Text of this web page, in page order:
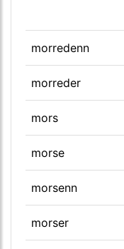
morredenn
morreder
mors
morse
morsenn
morser